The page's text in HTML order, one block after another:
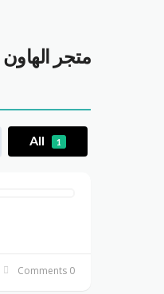
متجر الهاون alhawanmarket
All 1
0 Comments